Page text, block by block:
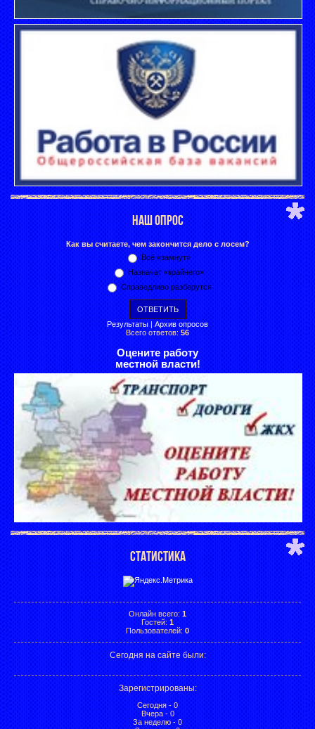
НАШ ОПРОС
Как вы считаете, чем закончится дело с лосем?
Всё «замнут»
Назначат «крайнего»
Справедливо разберутся
Результаты | Архив опросов
Всего ответов: 56
Оцените работу
местной власти!
СТАТИСТИКА
Онлайн всего: 1
Гостей: 1
Пользователей: 0
Сегодня на сайте были:
Зарегистрированы:
Сегодня - 0
Вчера - 0
За неделю - 0